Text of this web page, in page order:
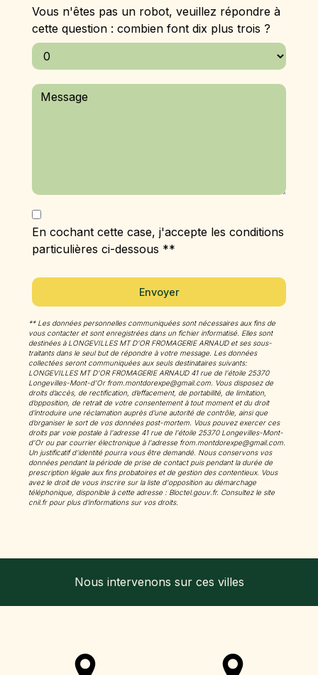
Vous n'êtes pas un robot, veuillez répondre à
cette question : combien font dix plus trois ?
En cochant cette case, j'accepte les conditions
particulières ci-dessous **
Envoyer
** Les données personnelles communiquées sont nécessaires aux fins de
vous contacter et sont enregistrées dans un fichier informatisé. Elles sont
destinées à LONGEVILLES MT D'OR FROMAGERIE ARNAUD et ses sous-
traitants dans le seul but de répondre à votre message. Les données
collectées seront communiquées aux seuls destinataires suivants:
LONGEVILLES MT D'OR FROMAGERIE ARNAUD 41 rue de l'étoile 25370
Longevilles-Mont-d'Or from.montdorexpe@gmail.com. Vous disposez de
droits d’accès, de rectification, d’effacement, de portabilité, de limitation,
d’opposition, de retrait de votre consentement à tout moment et du droit
d’introduire une réclamation auprès d’une autorité de contrôle, ainsi que
d’organiser le sort de vos données post-mortem. Vous pouvez exercer ces
droits par voie postale à l'adresse 41 rue de l'étoile 25370 Longevilles-Mont-
d'Or ou par courrier électronique à l'adresse from.montdorexpe@gmail.com.
Un justificatif d'identité pourra vous être demandé. Nous conservons vos
données pendant la période de prise de contact puis pendant la durée de
prescription légale aux fins probatoires et de gestion des contentieux. Vous
avez le droit de vous inscrire sur la liste d'opposition au démarchage
téléphonique, disponible à cette adresse : Bloctel.gouv.fr. Consultez le site
cnil.fr pour plus d’informations sur vos droits.
Nous intervenons sur ces villes